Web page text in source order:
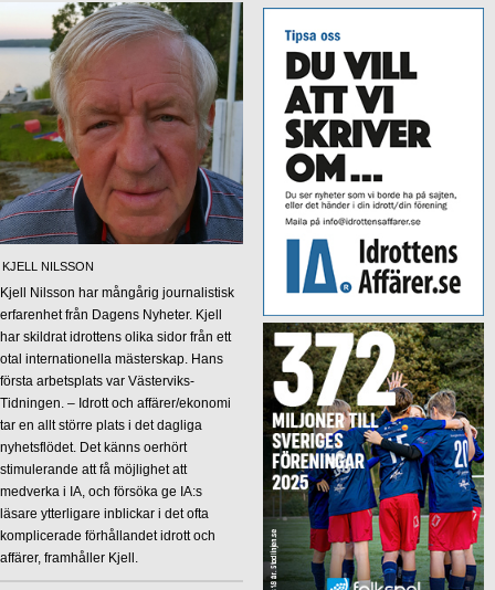
KJELL NILSSON
Kjell Nilsson har mångårig journalistisk
erfarenhet från Dagens Nyheter. Kjell
har skildrat idrottens olika sidor från ett
otal internationella mästerskap. Hans
första arbetsplats var Västerviks-
Tidningen. – Idrott och affärer/ekonomi
tar en allt större plats i det dagliga
nyhetsflödet. Det känns oerhört
stimulerande att få möjlighet att
medverka i IA, och försöka ge IA:s
läsare ytterligare inblickar i det ofta
komplicerade förhållandet idrott och
affärer, framhåller Kjell.